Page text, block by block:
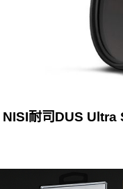
NISI耐司DUS Ultra